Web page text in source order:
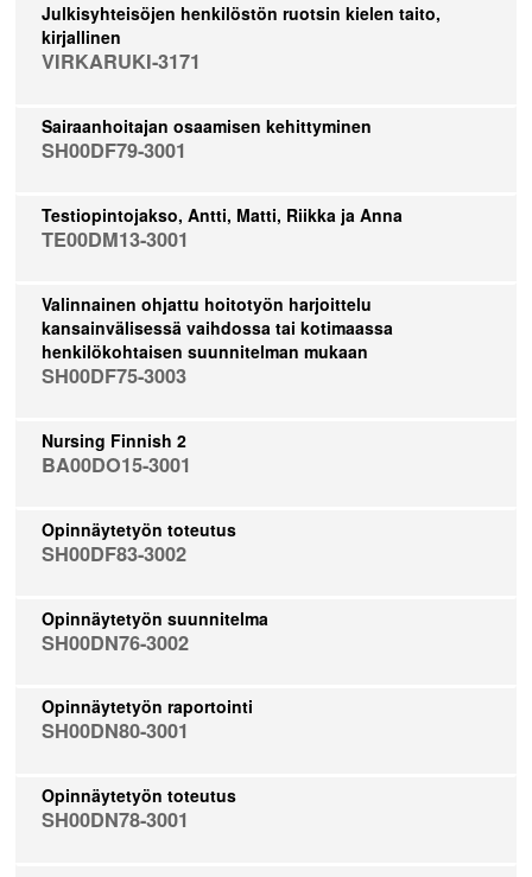
Julkisyhteisöjen henkilöstön ruotsin kielen taito,
kirjallinen
VIRKARUKI-3171
Sairaanhoitajan osaamisen kehittyminen
SH00DF79-3001
Testiopintojakso, Antti, Matti, Riikka ja Anna
TE00DM13-3001
Valinnainen ohjattu hoitotyön harjoittelu
kansainvälisessä vaihdossa tai kotimaassa
henkilökohtaisen suunnitelman mukaan
SH00DF75-3003
Nursing Finnish 2
BA00DO15-3001
Opinnäytetyön toteutus
SH00DF83-3002
Opinnäytetyön suunnitelma
SH00DN76-3002
Opinnäytetyön raportointi
SH00DN80-3001
Opinnäytetyön toteutus
SH00DN78-3001